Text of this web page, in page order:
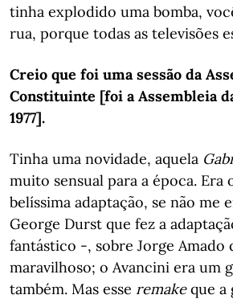
tinha explodido uma bomba,
rua, porque todas as televisões
Creio que foi uma sessão da
Constituinte [foi a Assembleia
1977].
Tinha uma novidade, aquela
muito sensual para a época. Era
belíssima adaptação, se não me
George Durst que fez a
fantástico -, sobre Jorge Amado
maravilhoso; o Avancini era um
também. Mas esse remakeque a